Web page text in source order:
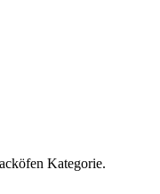
Kategorie.